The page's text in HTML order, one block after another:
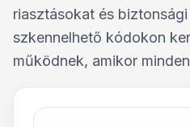
riasztásokat és
szkennelhető kódokon
működnek, amikor